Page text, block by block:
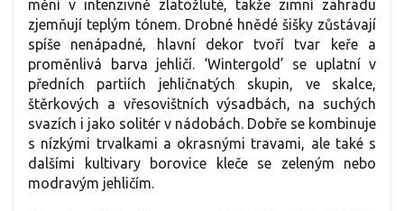
mění v intenzivně zlatožluté, takže zimní zahradu
zjemňují teplým tónem. Drobné hnědé šišky zůstávají
spíše nenápadné, hlavní dekor tvoří tvar keře a
proměnlivá barva jehličí. ‘Wintergold’ se uplatní v
předních partiích jehličnatých skupin, ve skalce,
štěrkových a vřesovištních výsadbách, na suchých
svazích i jako solitér v nádobách. Dobře se kombinuje
s nízkými trvalkami a okrasnými travami, ale také s
dalšími kultivary borovice kleče se zeleným nebo
modravým jehličím.